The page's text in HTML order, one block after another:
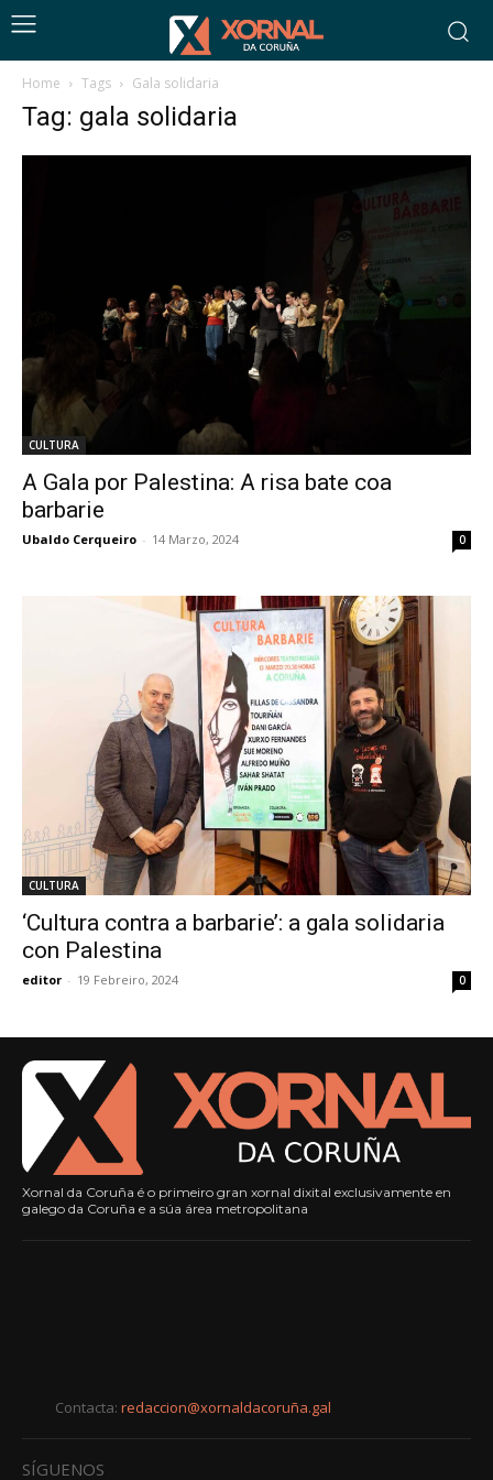
Home Tags Gala solidaria
Tag: gala solidaria
CULTURA
A Gala por Palestina: A risa bate coa
barbarie
Ubaldo Cerqueiro - 14 Marzo, 2024 0
CULTURA
‘Cultura contra a barbarie’: a gala solidaria
con Palestina
editor - 19 Febreiro, 2024 0
Xornal da Coruña é o primeiro gran xornal dixital exclusivamente en
galego da Coruña e a súa área metropolitana
Contacta: redaccion@xornaldacoruña.gal
SÍGUENOS